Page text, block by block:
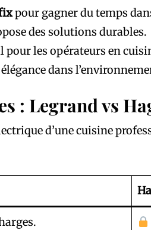
pour gagner du temps
des solutions durables.
les opérateurs en
dans
: Legrand vs
d’une cuisine